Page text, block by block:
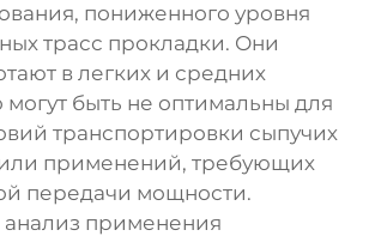
пониженного уровня
трасс прокладки. Они
в легких и средних
могут быть не оптимальны для
транспортировки сыпучих
применений, требующих
передачи мощности.
применения